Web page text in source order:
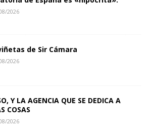
2026
de Sir Cámara
2026
Y LA AGENCIA QUE SE DEDICA A
COSAS
2026